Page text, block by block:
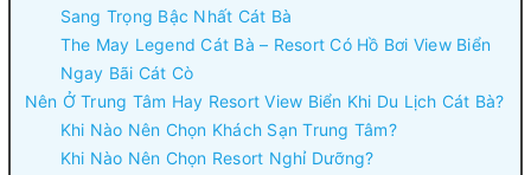
Sang Trọng Bậc Nhất Cát Bà
The May Legend Cát Bà – Resort Có Hồ Bơi View Biển
Ngay Bãi Cát Cò
Nên Ở Trung Tâm Hay Resort View Biển Khi Du Lịch Cát Bà?
Khi Nào Nên Chọn Khách Sạn Trung Tâm?
Khi Nào Nên Chọn Resort Nghỉ Dưỡng?